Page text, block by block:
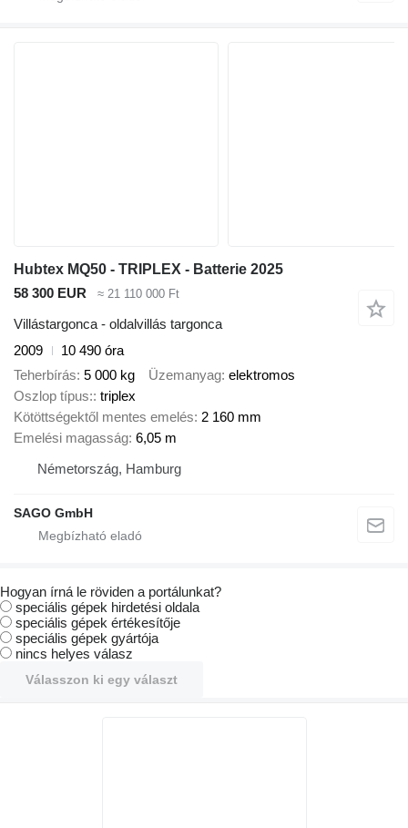
Hubtex MQ50 - TRIPLEX - Batterie 2025
58 300 EUR
≈ 21 110 000 Ft
Villástargonca - oldalvillás targonca
2009
10 490 óra
Teherbírás 5 000 kg Üzemanyag elektromos
Oszlop típus: triplex
Kötöttségektől mentes emelés 2 160 mm
Emelési magasság 6,05 m
Németország, Hamburg
SAGO GmbH
Hogyan írná le röviden a portálunkat?
speciális gépek hirdetési oldala
speciális gépek értékesítője
speciális gépek gyártója
nincs helyes válasz
Válasszon ki egy választ